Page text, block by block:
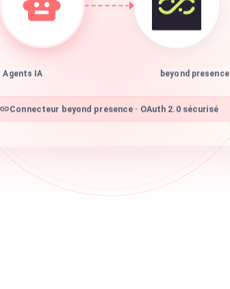
Agents IA beyond presence
Connecteur beyond presence · OAuth 2.0 sécurisé